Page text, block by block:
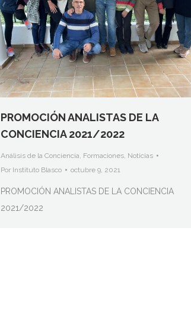
PROMOCIÓN ANALISTAS DE LA
CONCIENCIA 2021/2022
Análisis de la Conciencia, Formaciones, Noticias
Por Instituto Blasco octubre 9, 2021
PROMOCIÓN ANALISTAS DE LA CONCIENCIA
2021/2022